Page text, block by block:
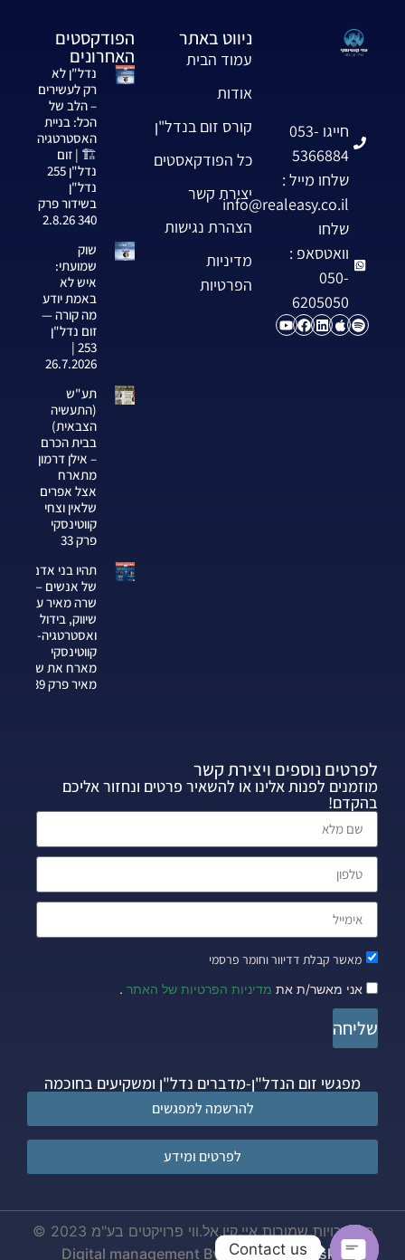
חייגו 053-
5366884
שלחו מייל :
info@realeasy.co.il
שלחו
וואטסאפ :
050-
6205050
ניווט באתר
עמוד הבית
אודות
קורס זום בנדל"ן
כל הפודקאסטים
יצירת קשר
הצהרת נגישות
מדיניות
הפרטיות
הפודקסטים
האחרונים
נדל"ן לא
רק לעשירים
– הלב של
הכל: בניית
האסטרטגיה
🏗️ | זום
נדל"ן 255
נדל"ן
בשידור פרק
340 2.8.26
שוק
שמועתי:
איש לא
באמת יודע
מה קורה —
זום נדל"ן
253 |
26.7.2026
תע"ש
(התעשיה
הצבאית)
בבית הכרם
– אילן דרמון
מתארח
אצל אפרים
שלאין וצחי
קווטינסקי
פרק 33
תהיו בני אדם
של אנשים —
שרה מאיר על
שיווק, בידול
ואסטרטגיה-צחי
קווטינסקי
מארח את שרה
מאיר פרק 339
לפרטים נוספים ויצירת קשר
מוזמנים לפנות אלינו או להשאיר פרטים ונחזור אליכם
בהקדם!
מאשר קבלת דדיוור וחומר פרסמי
אני מאשר/ת את מדיניות הפרטיות של האתר .
שליחה
מפגשי זום הנדל"ן-מדברים נדל"ן ומשקיעים בחוכמה
להרשמה למפגשים
לפרטים ומידע
כל הזכויות שמורות איי.קיו.אל.ווי פרויקטים בע"מ 2023 ©
Digital management By
Tzachi Quatinsky
Contact us